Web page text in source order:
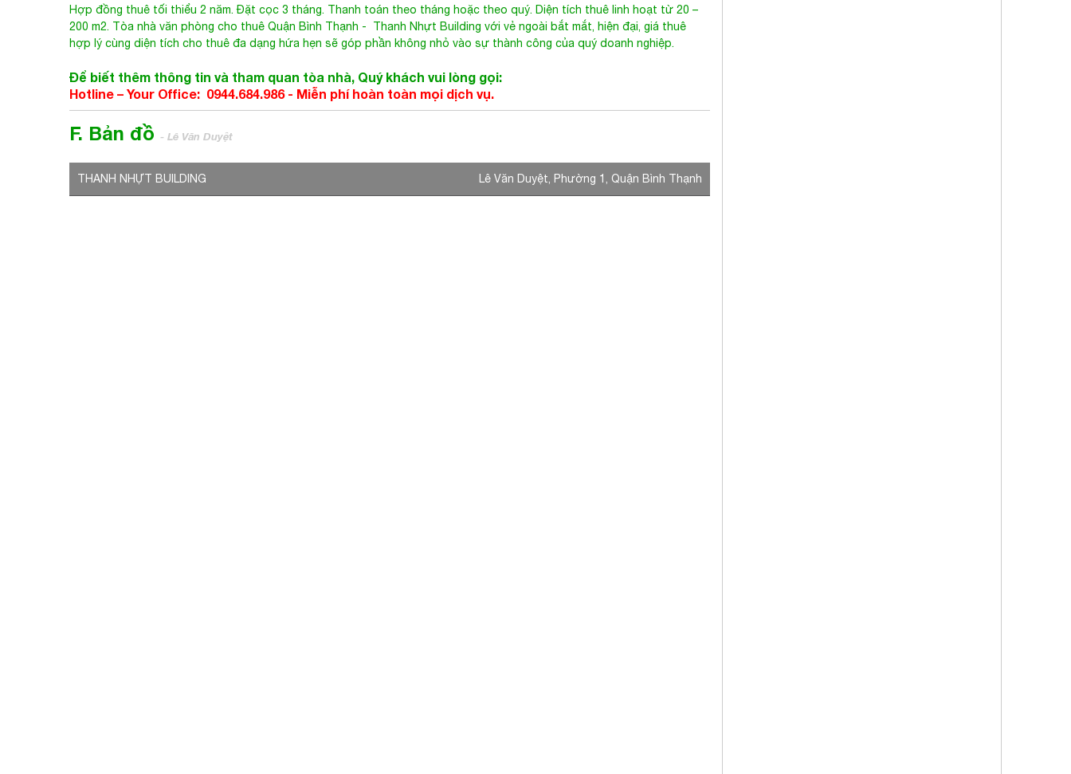
Hợp đồng thuê tối thiểu 2 năm. Đặt cọc 3 tháng. Thanh toán theo tháng hoặc theo quý. Diện tích thuê linh hoạt từ 20 –
200 m2. Tòa nhà văn phòng cho thuê Quận Bình Thạnh - Thanh Nhựt Building với vẻ ngoài bắt mắt, hiện đại, giá thuê
hợp lý cùng diện tích cho thuê đa dạng hứa hẹn sẽ góp phần không nhỏ vào sự thành công của quý doanh nghiệp.
Để biết thêm thông tin và tham quan tòa nhà, Quý khách vui lòng gọi:
Hotline – Your Office: 0944.684.986 - Miễn phí hoàn toàn mọi dịch vụ.
F. Bản đồ - Lê Văn Duyệt
THANH NHỰT BUILDING Lê Văn Duyệt, Phường 1, Quận Bình Thạnh